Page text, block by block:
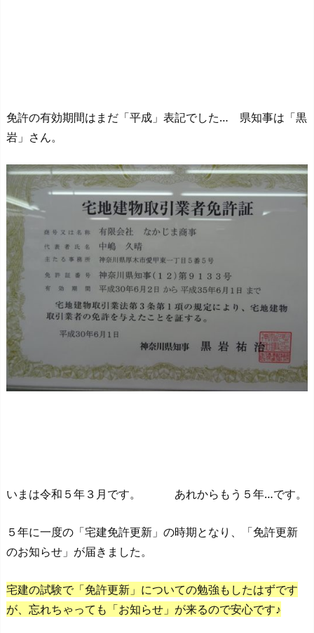
免許の有効期間はまだ「平成」表記でした… 県知事は「黒
岩」さん。
いまは令和５年３月です。 あれからもう５年…です。
５年に一度の「宅建免許更新」の時期となり、「免許更新
のお知らせ」が届きました。
宅建の試験で「免許更新」についての勉強もしたはずです
が、忘れちゃっても「お知らせ」が来るので安心です♪